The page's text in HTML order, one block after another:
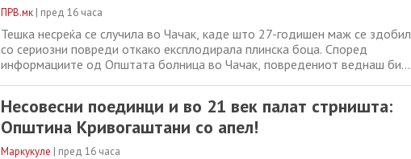
ПРВ.мк | пред 16 часа
Тешка несреќа се случила во Чачак, каде што 27-годишен маж се здобил
со сериозни повреди откако експлодирала плинска боца. Според
информациите од Општата болница во Чачак, повредениот веднаш бил
укажаната прва медицинска
Несовесни поединци и во 21 век палат стрништа:
Општина Кривогаштани со апел!
Маркукуле | пред 16 часа